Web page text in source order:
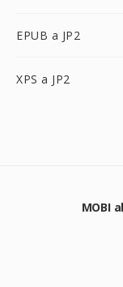
EPUB a JP2
XPS a JP2
MOBI